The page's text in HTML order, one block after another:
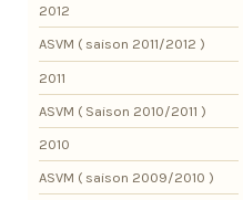
2012
ASVM ( saison 2011/2012 )
2011
ASVM ( Saison 2010/2011 )
2010
ASVM ( saison 2009/2010 )